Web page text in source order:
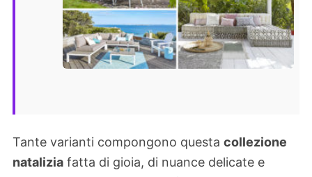
Tante varianti compongono questa collezione
natalizia fatta di gioia, di nuance delicate e